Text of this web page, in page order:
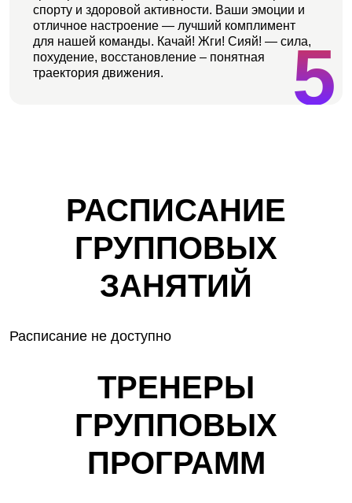
спорту и здоровой активности. Ваши эмоции и
отличное настроение — лучший комплимент
для нашей команды. Качай! Жги! Сияй! — сила,
похудение, восстановление – понятная
траектория движения.
5
РАСПИСАНИЕ
ГРУППОВЫХ
ЗАНЯТИЙ
Расписание не доступно
ТРЕНЕРЫ
ГРУППОВЫХ
ПРОГРАММ